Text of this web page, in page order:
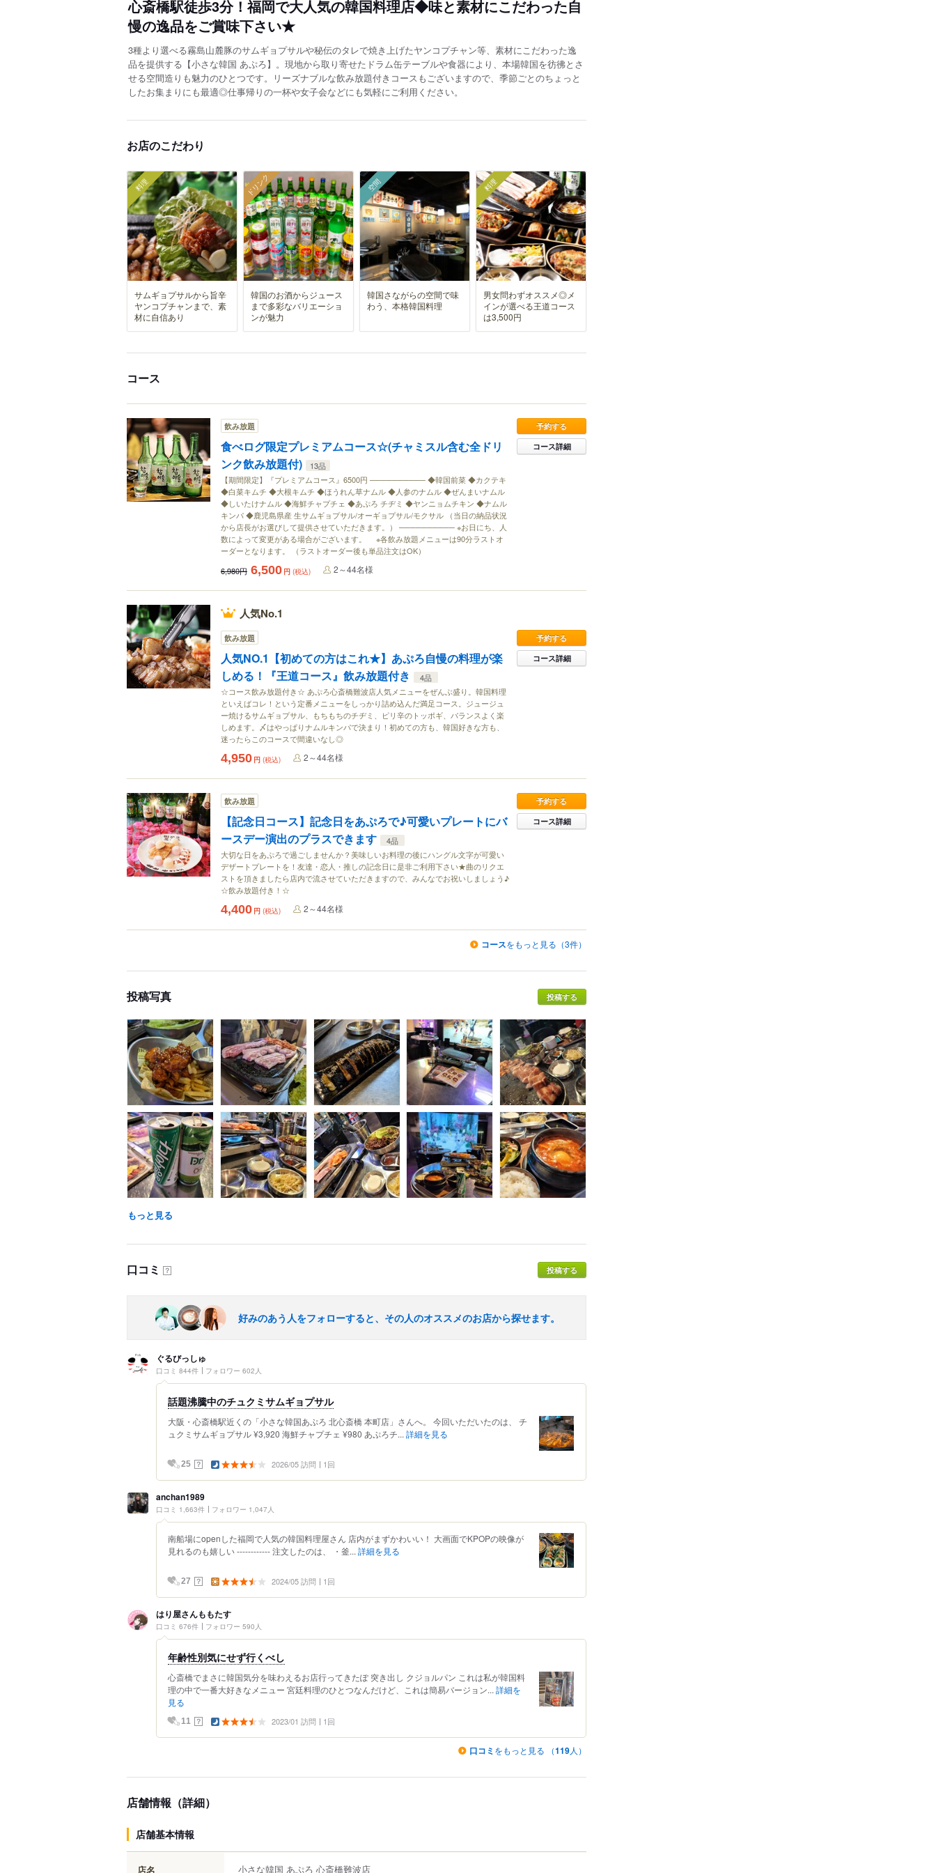
心斎橋駅徒歩3分！福岡で大人気の韓国料理店◆味と素材にこだわった自
慢の逸品をご賞味下さい★
3種より選べる霧島山麓豚のサムギョプサルや秘伝のタレで焼き上げたヤンコプチャン等、素材にこだわった逸
品を提供する【小さな韓国 あぷろ】。現地から取り寄せたドラム缶テーブルや食器により、本場韓国を彷彿とさ
せる空間造りも魅力のひとつです。リーズナブルな飲み放題付きコースもございますので、季節ごとのちょっと
したお集まりにも最適◎仕事帰りの一杯や女子会などにも気軽にご利用ください。
お店のこだわり
料理
サムギョプサルから旨辛
ヤンコプチャンまで、素
材に自信あり
ドリンク
韓国のお酒からジュース
まで多彩なバリエーショ
ンが魅力
空間
韓国さながらの空間で味
わう、本格韓国料理
料理
男女問わずオススメ◎メ
インが選べる王道コース
は3,500円
コース
飲み放題
食べログ限定プレミアムコース☆(チャミスル含む全ドリ
ンク飲み放題付)
13品
【期間限定】『プレミアムコース』6500円 ────────── ◆韓国前菜 ◆カクテキ
◆白菜キムチ ◆大根キムチ ◆ほうれん草ナムル ◆人参のナムル ◆ぜんまいナムル
◆しいたけナムル ◆海鮮チャプチェ ◆あぷろ チヂミ ◆ヤンニョムチキン ◆ナムル
キンパ ◆鹿児島県産 生サムギョプサル/オーギョプサル/モクサル （当日の納品状況
から店長がお選びして提供させていただきます。） ────────── ※お日にち、人
数によって変更がある場合がございます。 ※各飲み放題メニューは90分ラストオ
ーダーとなります。 （ラストオーダー後も単品注文はOK）
予約する
コース詳細
6,980円 6,500 円 (税込) 2～44名様
人気No.1
飲み放題
人気NO.1【初めての方はこれ★】あぷろ自慢の料理が楽
しめる！『王道コース』飲み放題付き
4品
☆コース飲み放題付き☆ あぷろ心斎橋難波店人気メニューをぜんぶ盛り。韓国料理
といえばコレ！という定番メニューをしっかり詰め込んだ満足コース。ジュージュ
ー焼けるサムギョプサル、もちもちのチヂミ、ピリ辛のトッポギ、バランスよく楽
しめます。〆はやっぱりナムルキンパで決まり！初めての方も、韓国好きな方も、
迷ったらこのコースで間違いなし◎
予約する
コース詳細
4,950 円 (税込) 2～44名様
飲み放題
【記念日コース】記念日をあぷろで♪可愛いプレートにバ
ースデー演出のプラスできます
4品
大切な日をあぷろで過ごしませんか？美味しいお料理の後にハングル文字が可愛い
デザートプレートを！友達・恋人・推しの記念日に是非ご利用下さい★曲のリクエ
ストを頂きましたら店内で流させていただきますので、みんなでお祝いしましょう♪
☆飲み放題付き！☆
予約する
コース詳細
4,400 円 (税込) 2～44名様
コースをもっと見る（3件）
投稿写真 投稿する
もっと見る
口コミ ？ 投稿する
好みのあう人をフォローすると、その人のオススメのお店から探せます。
ぐるびっしゅ
口コミ 844件 フォロワー 602人
話題沸騰中のチュクミサムギョプサル
大阪・心斎橋駅近くの「小さな韓国あぷろ 北心斎橋 本町店」さんへ。 今回いただいたのは、 チ
ュクミサムギョプサル ¥3,920 海鮮チャプチェ ¥980 あぷろチ... 詳細を見る
25 ？ 2026/05 訪問 1回
anchan1989
口コミ 1,663件 フォロワー 1,047人
南船場にopenした福岡で人気の韓国料理屋さん 店内がまずかわいい！ 大画面でKPOPの映像が
見れるのも嬉しい ------------ 注文したのは、 ・釜... 詳細を見る
27 ？ 2024/05 訪問 1回
はり屋さんももたす
口コミ 676件 フォロワー 590人
年齢性別気にせず行くべし
心斎橋でまさに韓国気分を味わえるお店行ってきたぽ 突き出し クジョルパン これは私が韓国料
理の中で一番大好きなメニュー 宮廷料理のひとつなんだけど、これは簡易バージョン... 詳細を
見る
11 ？ 2023/01 訪問 1回
口コミ をもっと見る （119人）
店舗情報（詳細）
店舗基本情報
店名 小さな韓国 あぷろ 心斎橋難波店